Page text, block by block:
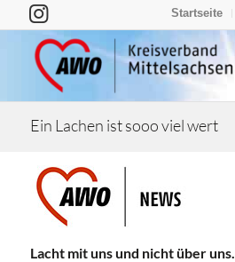
Startseite
Ein Lachen ist sooo viel wert
Lacht mit uns und nicht über uns.